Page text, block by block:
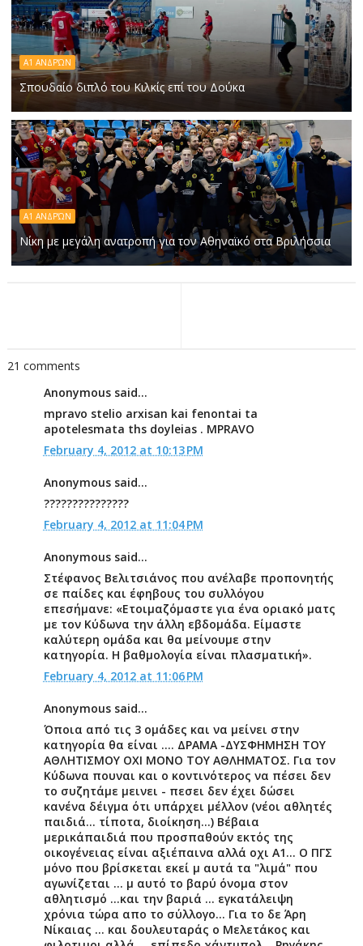
Α1 ΑΝΔΡΏΝ
Σπουδαίο διπλό του Κιλκίς επί του Δούκα
Α1 ΑΝΔΡΏΝ
Νίκη με μεγάλη ανατροπή για τον Αθηναϊκό στα Βριλήσσια
21 comments
Anonymous said...
mpravo stelio arxisan kai fenontai ta
apotelesmata ths doyleias . MPRAVO
February 4, 2012 at 10:13 PM
Anonymous said...
???????????????
February 4, 2012 at 11:04 PM
Anonymous said...
Στέφανος Βελιτσιάνος που ανέλαβε προπονητής
σε παίδες και έφηβους του συλλόγου
επεσήμανε: «Ετοιμαζόμαστε για ένα οριακό ματς
με τον Κύδωνα την άλλη εβδομάδα. Είμαστε
καλύτερη ομάδα και θα μείνουμε στην
κατηγορία. Η βαθμολογία είναι πλασματική».
February 4, 2012 at 11:06 PM
Anonymous said...
Όποια από τις 3 ομάδες και να μείνει στην
κατηγορία θα είναι .... ΔΡΑΜΑ -ΔΥΣΦΗΜΗΣΗ ΤΟΥ
ΑΘΛΗΤΙΣΜΟΥ ΟΧΙ ΜΟΝΟ ΤΟΥ ΑΘΛΗΜΑΤΟΣ. Για τον
Κύδωνα πουναι και ο κοντινότερος να πέσει δεν
το συζητάμε μεινει - πεσει δεν έχει δώσει
κανένα δέιγμα ότι υπάρχει μέλλον (νέοι αθλητές
παιδιά... τίποτα, διοίκηση...) Βέβαια
μερικάπαιδιά που προσπαθούν εκτός της
οικογένειας είναι αξιέπαινα αλλά οχι Α1... Ο ΠΓΣ
μόνο που βρίσκεται εκεί μ αυτά τα "λιμά" που
αγωνίζεται ... μ αυτό το βαρύ όνομα στον
αθλητισμό ...και την βαριά ... εγκατάλειψη
χρόνια τώρα απο το σύλλογο... Για το δε Άρη
Νίκαιας ... και δουλευταράς ο Μελετάκος και